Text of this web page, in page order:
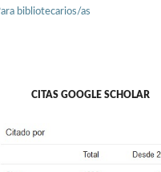
bibliotecarios/as
CITAS GOOGLE SCHOLAR